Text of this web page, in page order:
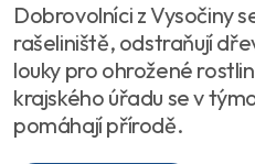
Dobrovolníci z Vysočiny
rašeliniště, odstraňují
louky pro ohrožené
krajského úřadu se v
pomáhají přírodě.